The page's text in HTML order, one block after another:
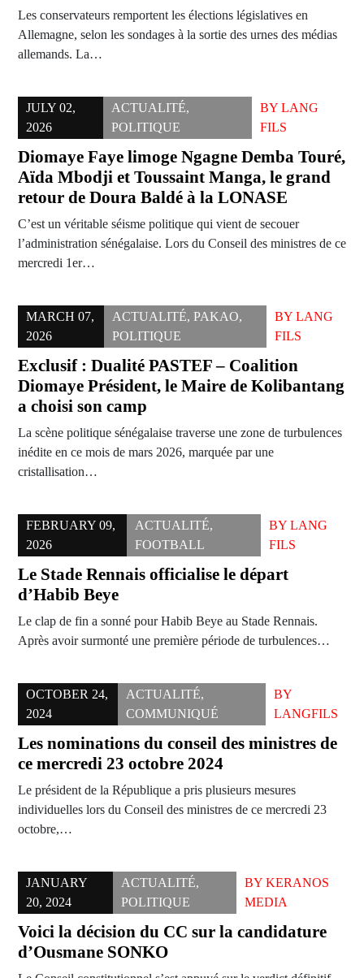
Les conservateurs remportent les élections législatives en
Allemagne, selon les sondages à la sortie des urnes des médias
allemands. La…
JULY 02,
2026
ACTUALITÉ,
POLITIQUE
BYLANG
FILS
Diomaye Faye limoge Ngagne Demba Touré,
Aïda Mbodji et Toussaint Manga, le grand
retour de Doura Baldé à la LONASE
C’est un véritable séisme politique qui vient de secouer
l’administration sénégalaise. Lors du Conseil des ministres de ce
mercredi 1er…
MARCH 07,
2026
ACTUALITÉ,PAKAO,
POLITIQUE
BY LANG
FILS
Exclusif : Dualité PASTEF – Coalition
Diomaye Président, le Maire de Kolibantang
a choisi son camp
La scène politique sénégalaise traverse une zone de turbulences
inédite en ce mois de mars 2026, marquée par une
cristallisation…
FEBRUARY 09,
2026
ACTUALITÉ,
FOOTBALL
BY LANG
FILS
Le Stade Rennais officialise le départ
d’Habib Beye
Le clap de fin a sonné pour Habib Beye au Stade Rennais.
Après avoir surmonté une première période de turbulences…
OCTOBER 24,
2024
ACTUALITÉ,
COMMUNIQUÉ
BY
LANGFILS
Les nominations du conseil des ministres de
ce mercredi 23 octobre 2024
Le président de la République a pris plusieurs mesures
individuelles lors du Conseil des ministres de ce mercredi 23
octobre,…
JANUARY
20, 2024
ACTUALITÉ,
POLITIQUE
BY KERANOS
MEDIA
Voici la décision du CC sur la candidature
d’Ousmane SONKO